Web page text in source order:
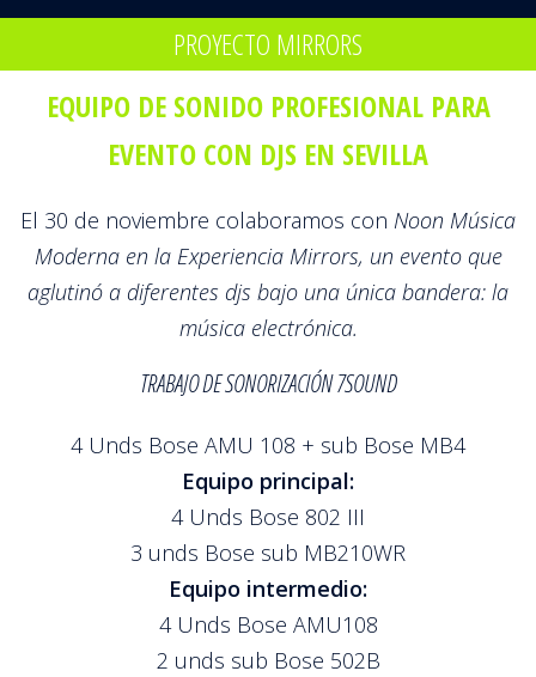
PROYECTO MIRRORS
EQUIPO DE SONIDO PROFESIONAL PARA
EVENTO CON DJS EN SEVILLA
El 30 de noviembre colaboramos con Noon Música
Moderna en la Experiencia Mirrors, un evento que
aglutinó a diferentes djs bajo una única bandera: la
música electrónica.
TRABAJO DE SONORIZACIÓN 7SOUND
4 Unds Bose AMU 108 + sub Bose MB4
Equipo principal:
4 Unds Bose 802 III
3 unds Bose sub MB210WR
Equipo intermedio:
4 Unds Bose AMU108
2 unds sub Bose 502B